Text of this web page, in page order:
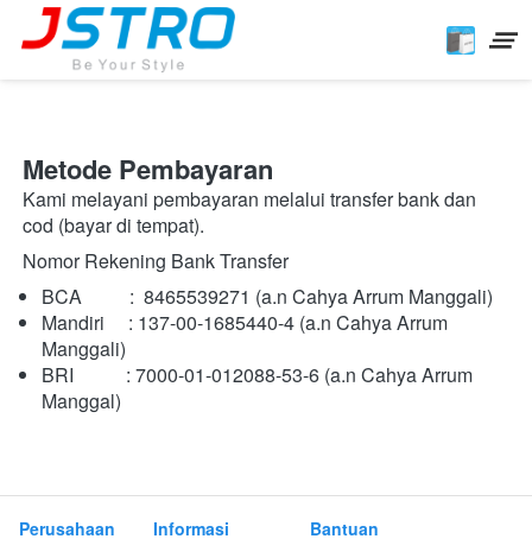
Metode Pembayaran
Kami melayani pembayaran melalui transfer bank dan
cod (bayar di tempat).
Nomor Rekening Bank Transfer
BCA          :  8465539271 (a.n Cahya Arrum Manggali)
Mandiri     : 137-00-1685440-4 (a.n Cahya Arrum
Manggali)
BRI           : 7000-01-012088-53-6 (a.n Cahya Arrum
Manggal)
Perusahaan Informasi Bantuan